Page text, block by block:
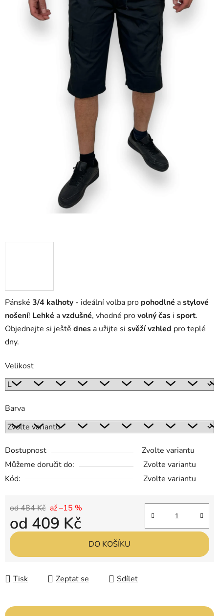
Pánské 3/4 kalhoty - ideální volba pro pohodlné astylové
nošení! Lehké avzdušné, vhodné provolný čas i sport.
Objednejte si ještě dnes a užijte si svěží vzhled pro teplé
dny.
Velikost
Barva
Dostupnost
Zvolte variantu
Můžeme doručit do:
Zvolte variantu
Kód:
Zvolte variantu
od 484 Kč až –15 %
od 409 Kč
Měrná cena: DO KOŠÍKU
Tisk Zeptat se Sdílet